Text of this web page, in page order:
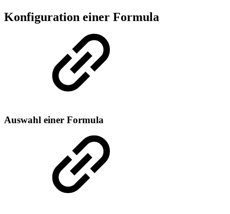
Konfiguration einer Formula
Auswahl einer Formula